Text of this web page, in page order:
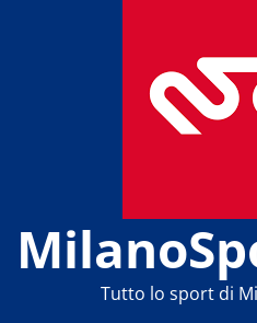
Tutto lo sport di